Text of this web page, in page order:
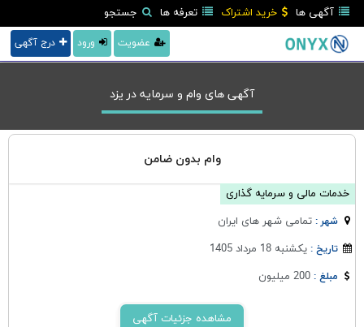
آگهی ها خرید اشتراک تعرفه ها جستجو
درج آگهی ورود عضویت
آگهی های وام و سرمایه در یزد
وام بدون ضامن
خدمات مالی و سرمایه گذاری
شهر :تمامی شهر های ایران
تاریخ :یکشنبه 18 مرداد 1405
مبلغ :200 میلیون
مشاهده جزئیات آگهی